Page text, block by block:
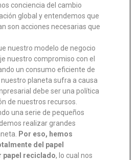
conciencia del cambio
global y entendemos que
son acciones necesarias que
nuestro modelo de negocio
nuestro compromiso con el
un consumo eficiente de
nuestro planeta sufra a causa
debe ser una política
de nuestros recursos.
una serie de pequeños
realizar grandes
Por eso, hemos
del papel
papel reciclado, lo cual nos